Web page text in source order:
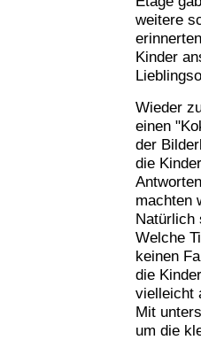
weitere
Kinder
Wieder
einen
der
die
machten
Natürlich
Welche
keinen
die
vielleicht
Mit
um die